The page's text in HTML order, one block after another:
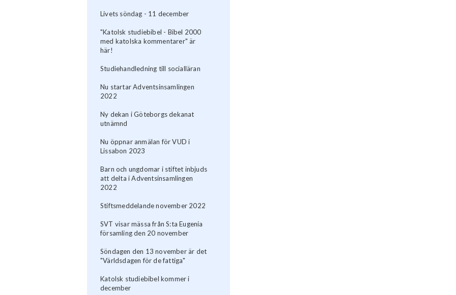
Livets söndag - 11 december
"Katolsk studiebibel - Bibel 2000
med katolska kommentarer" är
här!
Studiehandledning till socialläran
Nu startar Adventsinsamlingen
2022
Ny dekan i Göteborgs dekanat
utnämnd
Nu öppnar anmälan för VUD i
Lissabon 2023
Barn och ungdomar i stiftet inbjuds
att delta i Adventsinsamlingen
2022
Stiftsmeddelande november 2022
SVT visar mässa från S:ta Eugenia
församling den 20 november
Söndagen den 13 november är det
"Världsdagen för de fattiga"
Katolsk studiebibel kommer i
december